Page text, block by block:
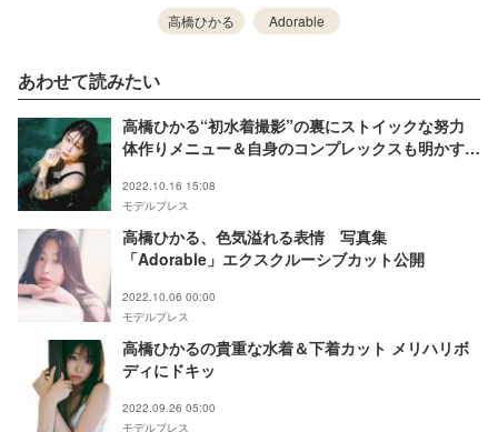
高橋ひかる Adorable
あわせて読みたい
高橋ひかる“初水着撮影”の裏にストイックな努力
体作りメニュー＆自身のコンプレックスも明かす＜
2022.10.16 15:08
モデルプレス
高橋ひかる、色気溢れる表情 写真集
「Adorable」エクスクルーシブカット公開
2022.10.06 00:00
モデルプレス
高橋ひかるの貴重な水着＆下着カット メリハリボ
ディにドキッ
2022.09.26 05:00
モデルプレス